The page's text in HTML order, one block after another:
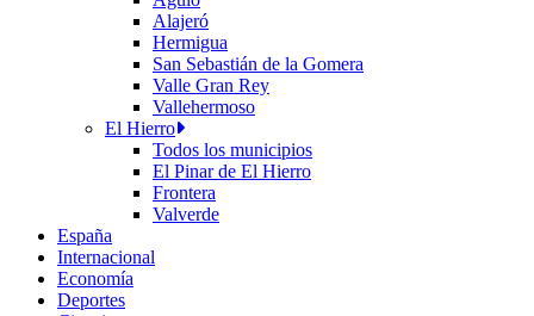
Alajeró
Hermigua
San Sebastián de la Gomera
Valle Gran Rey
Vallehermoso
El Hierro
Todos los municipios
El Pinar de El Hierro
Frontera
Valverde
España
Internacional
Economía
Deportes